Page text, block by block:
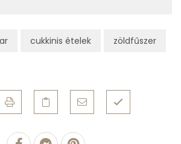
cukkinis ételek zöldfűszer
126 mg
46 mg